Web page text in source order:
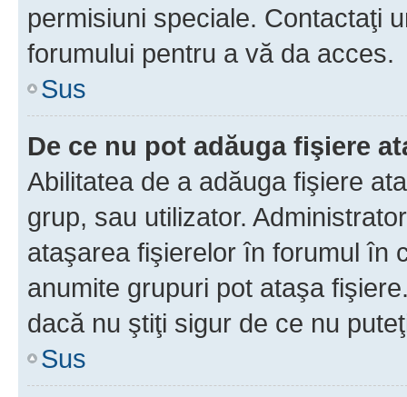
permisiuni speciale. Contactaţi
forumului pentru a vă da acces.
Sus
De ce nu pot adăuga fişiere
Abilitatea de a adăuga fişiere
grup, sau utilizator.
ataşarea fişierelor în forumul în
anumite grupuri pot ataşa
dacă nu ştiţi sigur de ce nu
Sus